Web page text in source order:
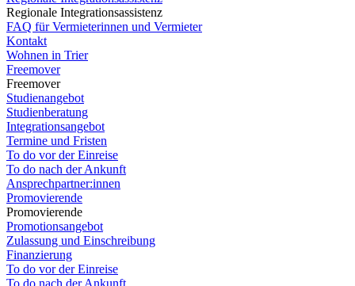
Regionale Integrationsassistenz
FAQ für Vermieterinnen und Vermieter
Kontakt
Wohnen in Trier
Freemover
Freemover
Studienangebot
Studienberatung
Integrationsangebot
Termine und Fristen
To do vor der Einreise
To do nach der Ankunft
Ansprechpartner:innen
Promovierende
Promovierende
Promotionsangebot
Zulassung und Einschreibung
Finanzierung
To do vor der Einreise
To do nach der Ankunft